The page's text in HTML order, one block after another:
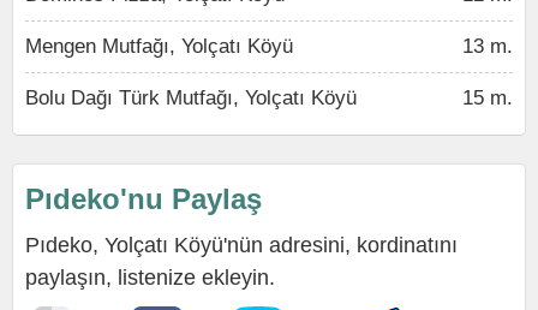
Mengen Mutfağı, Yolçatı Köyü 13 m.
Bolu Dağı Türk Mutfağı, Yolçatı Köyü 15 m.
Pıdeko'nu Paylaş
Pıdeko, Yolçatı Köyü'nün adresini, kordinatını
paylaşın, listenize ekleyin.